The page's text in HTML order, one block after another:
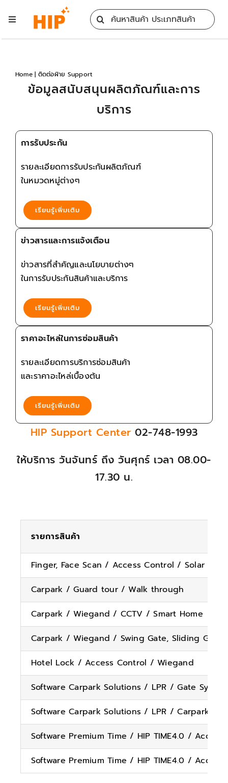
Toggle
All Products
Blog
Services
Contact
Search
for:
Home| ติดต่อฝ่าย Support
ข้อมูลสนับสนุนผลิตภัณฑ์และการ
บริการ
การรับประกัน
รายละเอียดการรับประกันผลิตภัณฑ์
ในหมวดหมู่ต่างๆ
เรียนรู้เพิ่มเติม
ข่าวสารและการแจ้งเตือน
ข่าวสารที่สำคัญและนโยบายต่างๆ
ในการรับประกันสินค้าและบริการ
เรียนรู้เพิ่มเติม
ราคาอะไหล่ในการซ่อมสินค้า
รายละเอียดการบริการซ่อมสินค้า
และราคาอะไหล่เบื้องต้น
เรียนรู้เพิ่มเติม
HIP Support Center 02-748-1993
ให้บริการ วันจันทร์ ถึง วันศุกร์ เวลา 08.00-
17.30 น.
รายการสินค้า
Finger, Face Scan / Access Control / Solar cell
Carpark / Guard tour / Walk through
Carpark / Wiegand / CCTV / Smart Home
Carpark / Wiegand / Swing Gate, Sliding Gate
Hotel Lock / Access Control / Wiegand
Software Carpark Solutions / LPR / Gate System
Software Carpark Solutions / LPR / Carpark
Software Premium Time / HIP TIME4.0 /
Software Premium Time / HIP TIME4.0 /